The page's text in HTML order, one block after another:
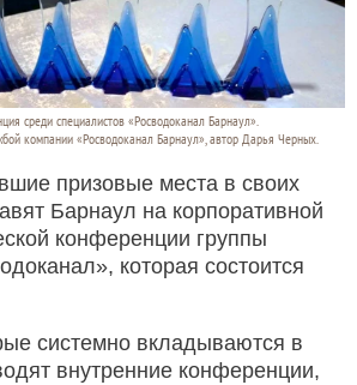
среди специалистов «Росводоканал Барнаул».
компании «Росводоканал Барнаул», автор Дарья Черных.
призовые места в своих
Барнаул на корпоративной
конференции группы
которая состоится
системно вкладываются в
внутренние конференции,